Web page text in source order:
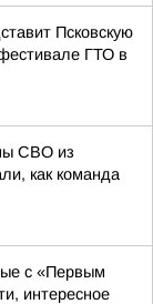
Псковскую
ГТО в
СВО из
как команда
с «Первым
интересное